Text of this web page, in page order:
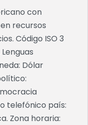
con
recursos
Código ISO 3
Dólar
telefónico país:
Zona horaria: